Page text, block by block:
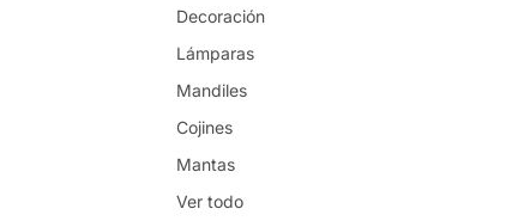
Decoración
Lámparas
Mandiles
Cojines
Mantas
Ver todo